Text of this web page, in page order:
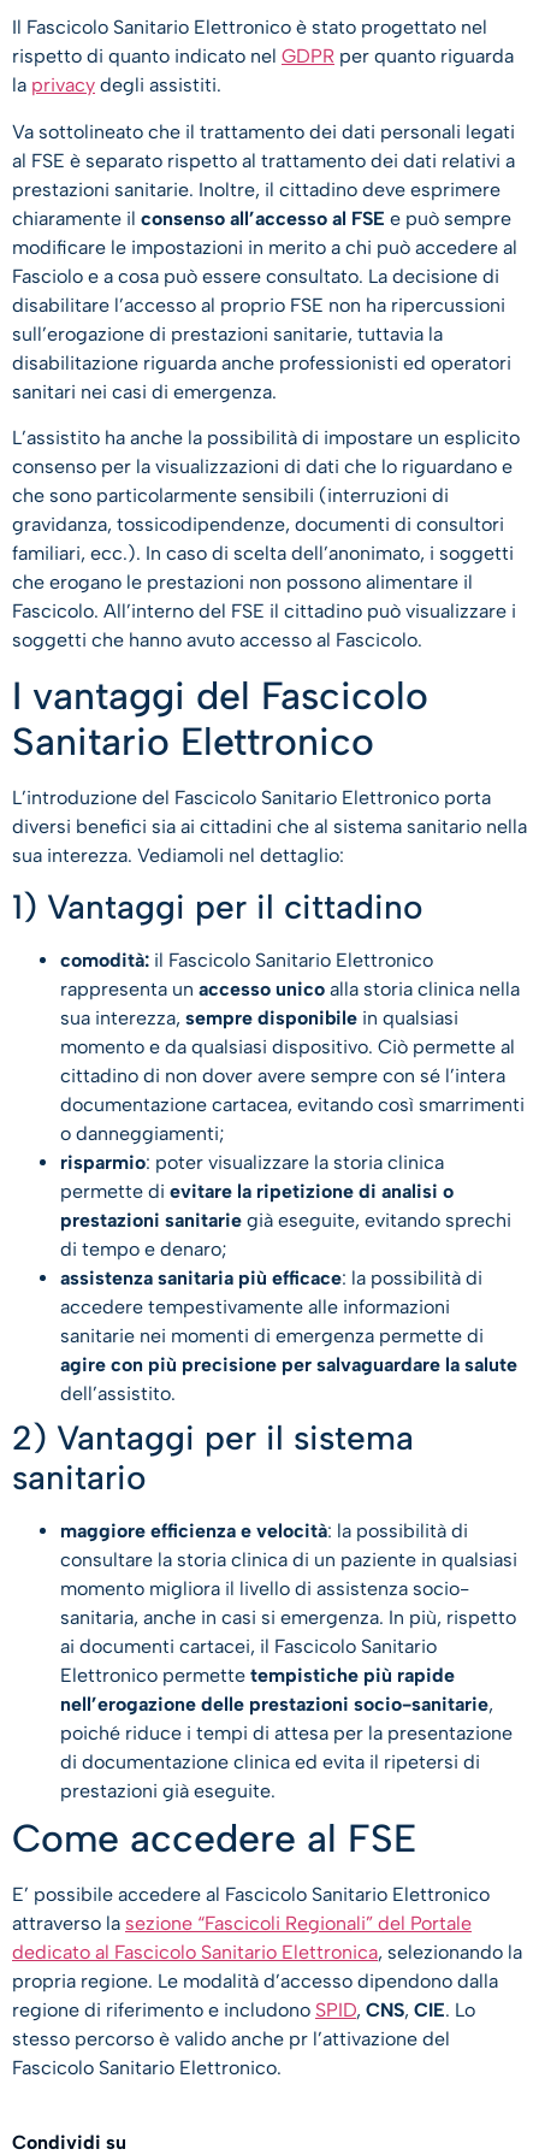
Il Fascicolo Sanitario Elettronico è stato progettato nel
rispetto di quanto indicato nel GDPR per quanto riguarda
la privacy degli assistiti.
Va sottolineato che il trattamento dei dati personali legati
al FSE è separato rispetto al trattamento dei dati relativi a
prestazioni sanitarie. Inoltre, il cittadino deve esprimere
chiaramente il consenso all’accesso al FSE e può sempre
modificare le impostazioni in merito a chi può accedere al
Fasciolo e a cosa può essere consultato. La decisione di
disabilitare l’accesso al proprio FSE non ha ripercussioni
sull’erogazione di prestazioni sanitarie, tuttavia la
disabilitazione riguarda anche professionisti ed operatori
sanitari nei casi di emergenza.
L’assistito ha anche la possibilità di impostare un esplicito
consenso per la visualizzazioni di dati che lo riguardano e
che sono particolarmente sensibili (interruzioni di
gravidanza, tossicodipendenze, documenti di consultori
familiari, ecc.). In caso di scelta dell’anonimato, i soggetti
che erogano le prestazioni non possono alimentare il
Fascicolo. All’interno del FSE il cittadino può visualizzare i
soggetti che hanno avuto accesso al Fascicolo.
I vantaggi del Fascicolo
Sanitario Elettronico
L’introduzione del Fascicolo Sanitario Elettronico porta
diversi benefici sia ai cittadini che al sistema sanitario nella
sua interezza. Vediamoli nel dettaglio:
1) Vantaggi per il cittadino
comodità: il Fascicolo Sanitario Elettronico
rappresenta un accesso unico alla storia clinica nella
sua interezza, sempre disponibile in qualsiasi
momento e da qualsiasi dispositivo. Ciò permette al
cittadino di non dover avere sempre con sé l’intera
documentazione cartacea, evitando così smarrimenti
o danneggiamenti;
risparmio: poter visualizzare la storia clinica
permette di evitare la ripetizione di analisi o
prestazioni sanitarie già eseguite, evitando sprechi
di tempo e denaro;
assistenza sanitaria più efficace: la possibilità di
accedere tempestivamente alle informazioni
sanitarie nei momenti di emergenza permette di
agire con più precisione per salvaguardare la salute
dell’assistito.
2) Vantaggi per il sistema
sanitario
maggiore efficienza e velocità: la possibilità di
consultare la storia clinica di un paziente in qualsiasi
momento migliora il livello di assistenza socio-
sanitaria, anche in casi si emergenza. In più, rispetto
ai documenti cartacei, il Fascicolo Sanitario
Elettronico permette tempistiche più rapide
nell’erogazione delle prestazioni socio-sanitarie,
poiché riduce i tempi di attesa per la presentazione
di documentazione clinica ed evita il ripetersi di
prestazioni già eseguite.
Come accedere al FSE
E’ possibile accedere al Fascicolo Sanitario Elettronico
attraverso la sezione “Fascicoli Regionali” del Portale
dedicato al Fascicolo Sanitario Elettronica, selezionando la
propria regione. Le modalità d’accesso dipendono dalla
regione di riferimento e includono SPID, CNS, CIE. Lo
stesso percorso è valido anche pr l’attivazione del
Fascicolo Sanitario Elettronico.
Condividi su